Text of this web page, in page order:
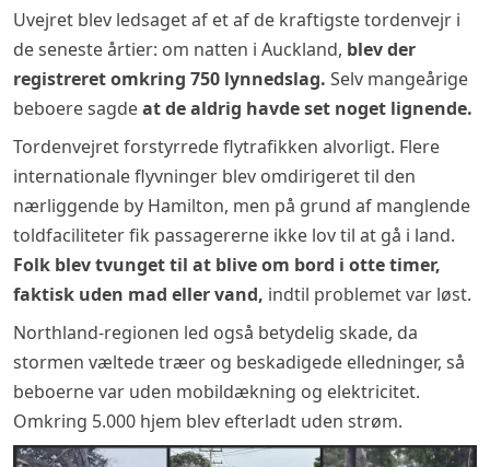
Uvejret blev ledsaget af et af de kraftigste tordenvejr i
de seneste årtier: om natten i Auckland, blev der
registreret omkring 750 lynnedslag. Selv mangeårige
beboere sagdeat de aldrig havde set noget lignende.
Tordenvejret forstyrrede flytrafikken alvorligt. Flere
internationale flyvninger blev omdirigeret til den
nærliggende by Hamilton, men på grund af manglende
toldfaciliteter fik passagererne ikke lov til at gå i land.
Folk blev tvunget til at blive om bord i otte timer,
faktisk uden mad eller vand, indtil problemet var løst.
Northland-regionen led også betydelig skade, da
stormen væltede træer og beskadigede elledninger, så
beboerne var uden mobildækning og elektricitet.
Omkring 5.000 hjem blev efterladt uden strøm.